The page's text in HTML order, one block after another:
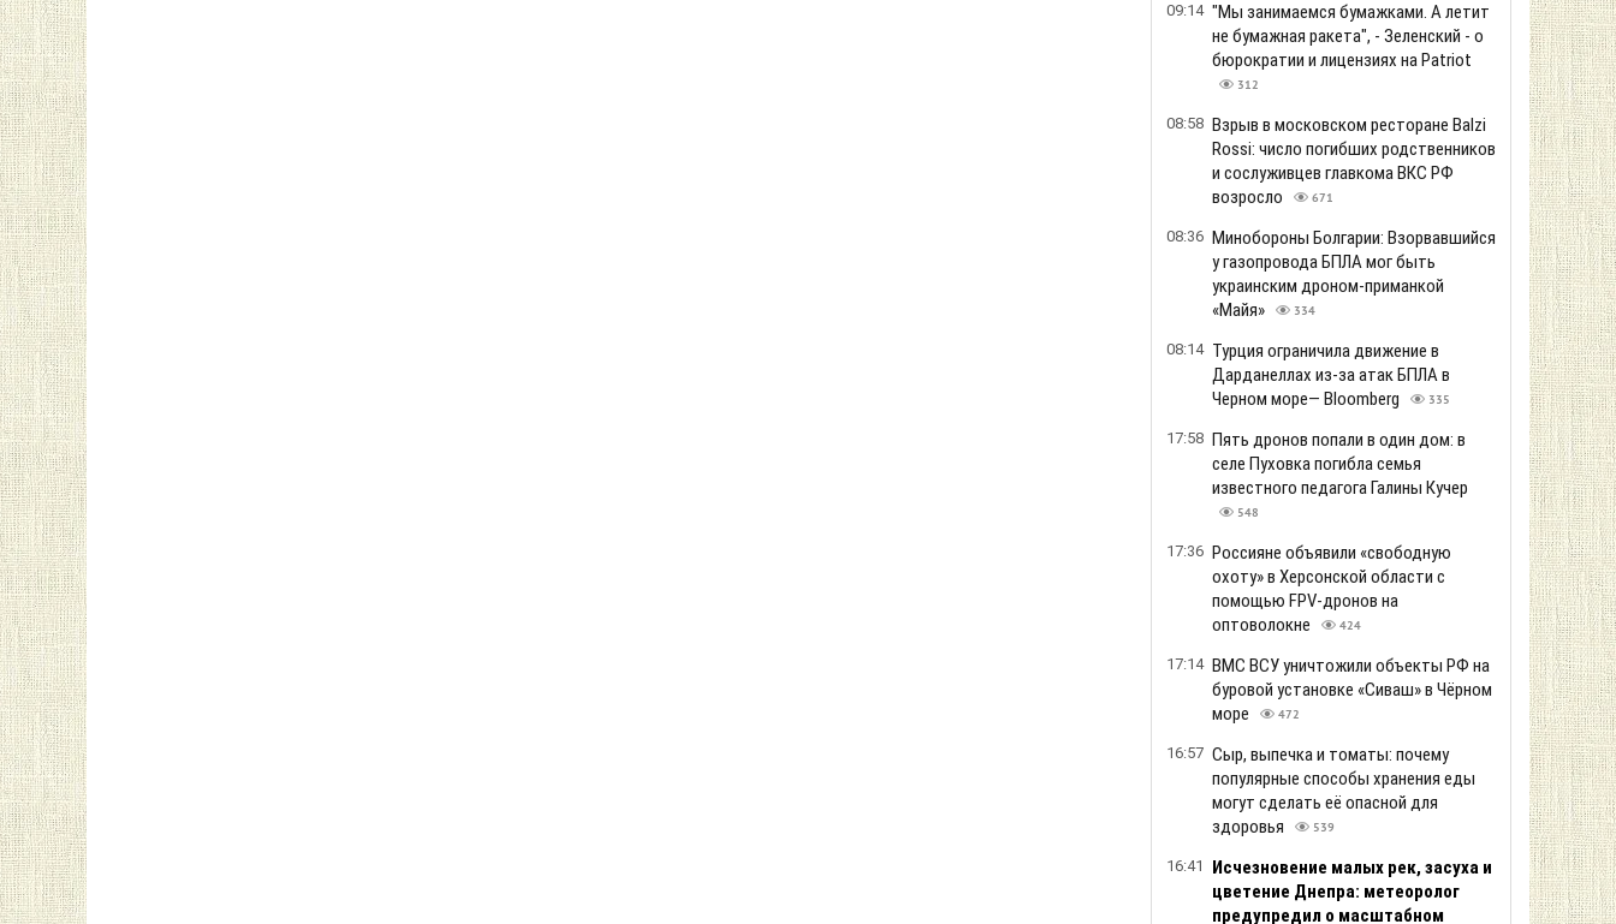
09:14 "Мы занимаемся бумажками. А летит
не бумажная ракета", - Зеленский - о
бюрократии и лицензиях на Patriot
312
08:58 Взрыв в московском ресторане Balzi
Rossi: число погибших родственников
и сослуживцев главкома ВКС РФ
возросло
671
08:36 Минобороны Болгарии: Взорвавшийся
у газопровода БПЛА мог быть
украинским дроном-приманкой
«Майя»
334
08:14 Турция ограничила движение в
Дарданеллах из-за атак БПЛА в
Черном море— Bloomberg
335
17:58 Пять дронов попали в один дом: в
селе Пуховка погибла семья
известного педагога Галины Кучер
548
17:36 Россияне объявили «свободную
охоту» в Херсонской области с
помощью FPV-дронов на
оптоволокне
424
17:14 ВМС ВСУ уничтожили объекты РФ на
буровой установке «Сиваш» в Чёрном
море
472
16:57 Сыр, выпечка и томаты: почему
популярные способы хранения еды
могут сделать её опасной для
здоровья
539
16:41
Исчезновение малых рек, засуха и
цветение Днепра: метеоролог
предупредил о масштабном